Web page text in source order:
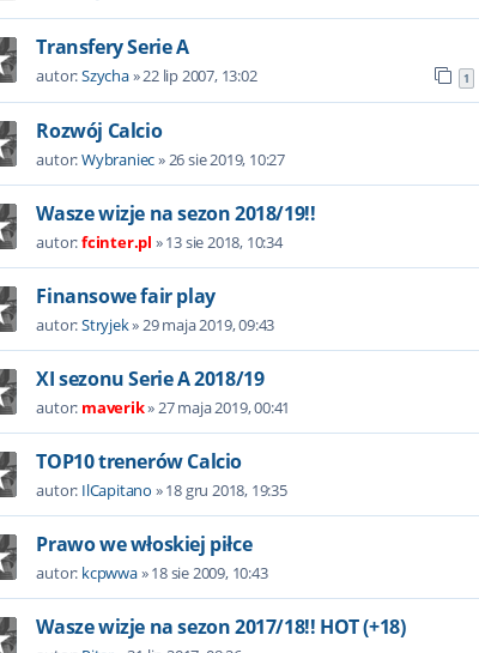
Transfery Serie A
autor:Szycha»22 lip 2007, 13:02 1
Rozwój Calcio
autor:Wybraniec»26 sie 2019, 10:27
Wasze wizje na sezon 2018/19!!
autor:fcinter.pl »13 sie 2018, 10:34
Finansowe fair play
autor:Stryjek»29 maja 2019, 09:43
XI sezonu Serie A 2018/19
autor: maverik»27 maja 2019, 00:41
TOP10 trenerów Calcio
autor: IlCapitano »18 gru 2018, 19:35
Prawo we włoskiej piłce
autor: kcpwwa»18 sie 2009, 10:43
Wasze wizje na sezon 2017/18!! HOT (+18)